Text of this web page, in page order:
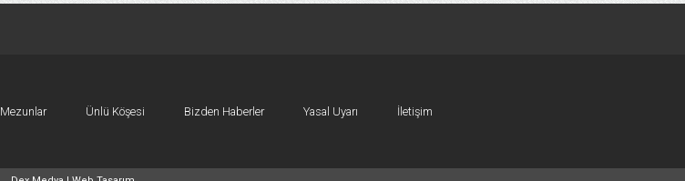
Mezunlar Ünlü Köşesi Bizden Haberler Yasal Uyarı İletişim